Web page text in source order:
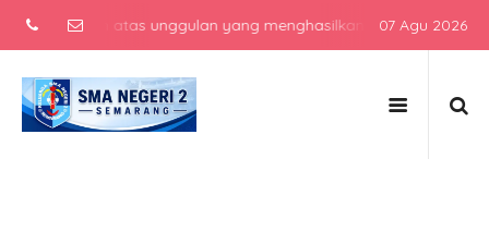
atas unggulan yang menghasilkan lulusan07 Agu 2026